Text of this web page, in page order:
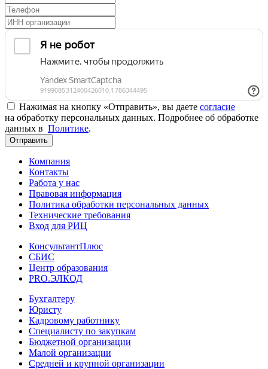
Нажимая на кнопку «Отправить», вы даете согласие
на обработку персональных данных. Подробнее об обработке
данных в Политике.
Отправить
Компания
Контакты
Работа у нас
Правовая информация
Политика обработки персональных данных
Технические требования
Вход для РИЦ
КонсультантПлюс
СБИС
Центр образования
PRO.ЭЛКОД
Бухгалтеру
Юристу
Кадровому работнику
Специалисту по закупкам
Бюджетной организации
Малой организации
Средней и крупной организации